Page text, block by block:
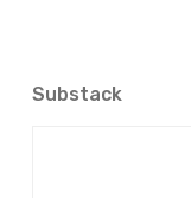
Substack